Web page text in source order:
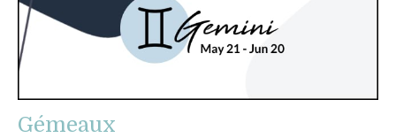
Gémeaux